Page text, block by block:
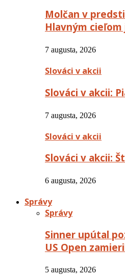
Molčan v
Hlavným
7 augusta, 2026
Slováci v akcii
Slováci v akcii:
7 augusta, 2026
Slováci v akcii
Slováci v akcii:
6 augusta, 2026
Správy
Správy
Sinner upútal
US Open
5 augusta, 2026